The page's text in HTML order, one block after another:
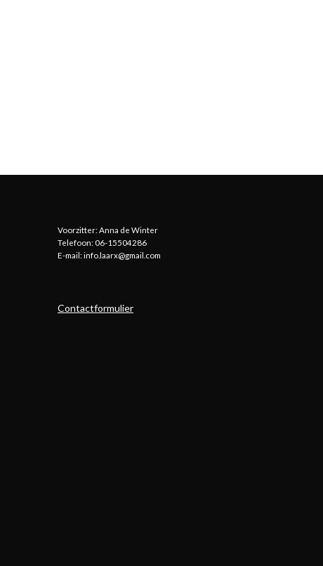
Voorzitter: Anna de Winter
Telefoon: 06-15504286
E-mail: info.laarx@gmail.com
Contactformulier